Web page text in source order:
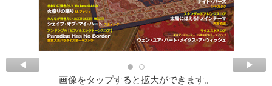
画像をタップすると拡大ができます。